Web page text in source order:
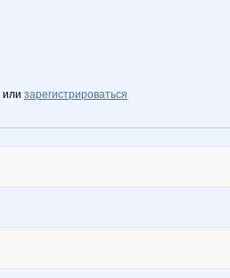
или зарегистрироваться